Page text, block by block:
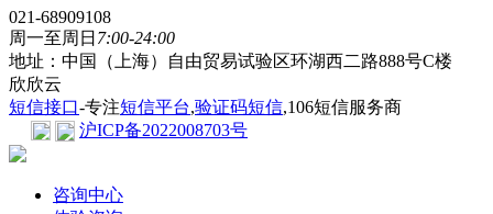
021-68909108
周一至周日 7:00-24:00
地址：中国（上海）自由贸易试验区环湖西二路888号C楼
欣欣云
短信接口-专注短信平台,验证码短信,106短信服务商
沪ICP备2022008703号
咨询中心